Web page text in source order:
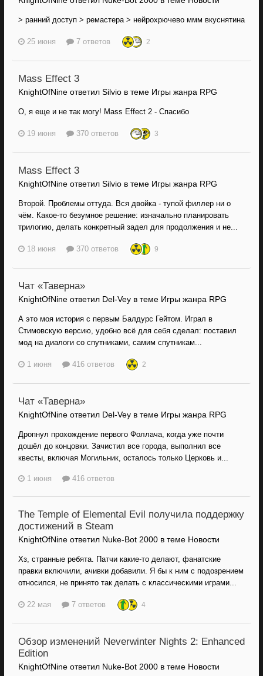
> ранний доступ > ремастера > нейрохрючево ммм вкуснятина
25 июня 7 ответов 2
Mass Effect 3
KnightOfNine ответил Silvio в теме Игры жанра RPG
О, я еще и не так могу! Mass Effect 2 - Спасибо
19 июня 370 ответов 3
Mass Effect 3
KnightOfNine ответил Silvio в теме Игры жанра RPG
Второй. Проблемы оттуда. Вся двойка - тупой филлер ни о
чём. Какое-то безумное решение: изначально планировать
трилогию, делать конкретный задел для продолжения и не...
18 июня 370 ответов 9
Чат «Таверна»
KnightOfNine ответил Del-Vey в теме Игры жанра RPG
А это моя история с первым Балдурс Гейтом. Играл в
Стимовскую версию, удобно всё для себя сделал: поставил
мод на диалоги со спутниками, самим спутникам...
1 июня 416 ответов 2
Чат «Таверна»
KnightOfNine ответил Del-Vey в теме Игры жанра RPG
Дропнул прохождение первого Фоллача, когда уже почти
дошёл до концовки. Зачистил все города, выполнил все
квесты, включая Могильник, осталось только Церковь и...
1 июня 416 ответов
The Temple of Elemental Evil получила поддержку
достижений в Steam
KnightOfNine ответил Nuke-Bot 2000 в теме Новости
Хз, странные ребята. Патчи какие-то делают, фанатские
правки включили, ачивки добавили. Я бы к ним с подозрением
относился, не принято так делать с классическими играми...
22 мая 7 ответов 4
Обзор изменений Neverwinter Nights 2: Enhanced
Edition
KnightOfNine ответил Nuke-Bot 2000 в теме Новости